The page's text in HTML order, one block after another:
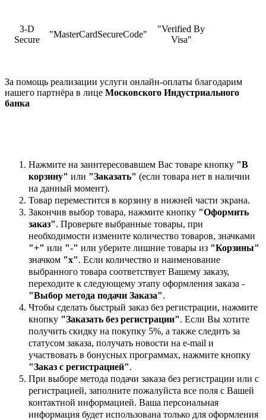
3-D
Secure
"MasterCardSecureCode"
"Verified By
Visa"
За помощь реализации услуги онлайн-оплаты благодарим
нашего партнёра в лице Московского Индустриального
банка
Нажмите на заинтересовавшем Вас товаре кнопку "В
корзину" или "Заказать" (если товара нет в наличии
на данный момент).
Товар переместится в корзину в нижней части экрана.
Закончив выбор товара, нажмите кнопку "Оформить
заказ". Проверьте выбранные товары, при
необходимости измените количество товаров, значками
"+" или "-" или уберите лишние товары из "Корзины"
значком "х". Если количество и наименование
выбранного товара соответствует Вашему заказу,
переходите к следующему этапу оформления заказа -
"Выбор метода подачи Заказа".
Чтобы сделать быстрый заказ без регистрации, нажмите
кнопку "Заказать без регистрации". Если Вы хотите
получить скидку на покупку 5%, а также следить за
статусом заказа, получать новости на e-mail и
участвовать в бонусных программах, нажмите кнопку
"Заказ с регистрацией".
При выборе метода подачи заказа без регистрации или с
регистрацией, заполните пожалуйста все поля с Вашей
контактной информацией. Ваша персональная
информация будет использована только для оформления